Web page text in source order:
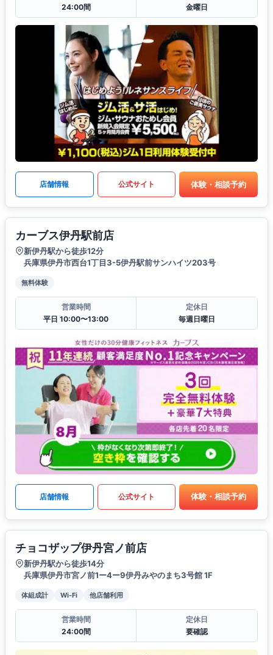
24:00間
金曜日
店舗情報 公式サイト 体験・相談予約
カーブス伊丹駅前店
新伊丹駅から徒歩12分
兵庫県伊丹市西台1丁目3-5伊丹駅前サンハイツ203号
無料体験
営業時間
平日 10:00〜13:00
定休日
毎週日曜日
店舗情報 公式サイト 体験・相談予約
チョコザップ伊丹宮ノ前店
新伊丹駅から徒歩14分
兵庫県伊丹市宮ノ前1ー4ー9伊丹みやのまち3号館 1F
体組成計 Wi-Fi 他店舗利用
営業時間
24:00間
定休日
要確認